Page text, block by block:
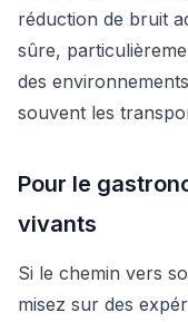
réduction de bruit
sûre,
des
souvent les
Pour le
vivants
Si le chemin vers
misez sur des